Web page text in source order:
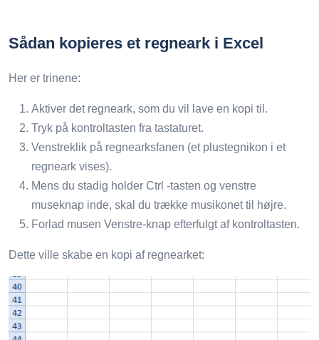
Sådan kopieres et regneark i Excel
Her er trinene:
Aktiver det regneark, som du vil lave en kopi til.
Tryk på kontroltasten fra tastaturet.
Venstreklik på regnearksfanen (et plustegnikon i et
regneark vises).
Mens du stadig holder Ctrl -tasten og venstre
museknap inde, skal du trække musikonet til højre.
Forlad musen Venstre-knap efterfulgt af kontroltasten.
Dette ville skabe en kopi af regnearket: